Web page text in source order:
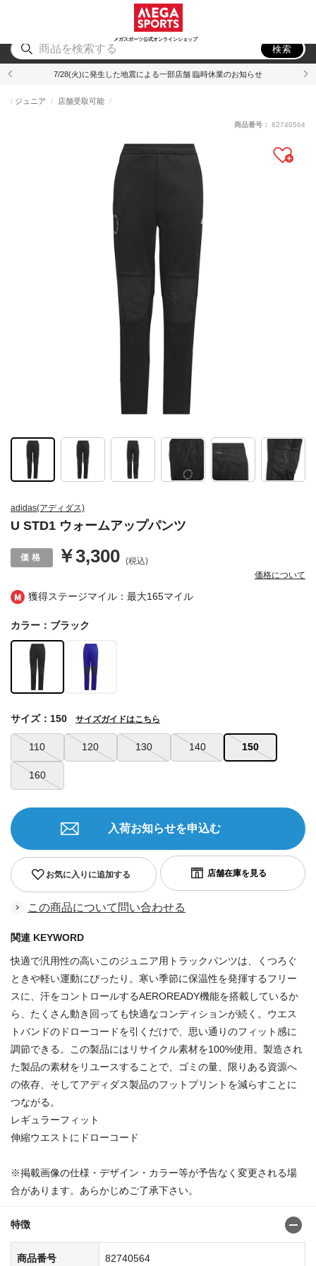
メガスポーツ公式オンラインショップ
アウトドア
検索
7/28(火)に発生した地震による一部店舗 臨時休業のお知らせ
獲得ステージマイル：最大165マイル
adidas(アディダス)
U STD1 ウォームアップパンツ
ジュニア 店舗受取可能
￥3,300 (税込)
価格について
商品番号： 82740564
カラー：ブラック
110 120 130 140 150
160
サイズ：150 サイズガイドはこちら
お気に入りに追加する
入荷お知らせを申込む
この商品について問い合わせる
関連 KEYWORD
快適で汎用性の高いこのジュニア用トラックパンツは、くつろぐ
ときや軽い運動にぴったり。寒い季節に保温性を発揮するフリー
スに、汗をコントロールするAEROREADY機能を搭載しているか
ら、たくさん動き回っても快適なコンディションが続く。ウエス
トバンドのドローコードを引くだけで、思い通りのフィット感に
調節できる。この製品にはリサイクル素材を100%使用。製造され
た製品の素材をリユースすることで、ゴミの量、限りある資源へ
の依存、そしてアディダス製品のフットプリントを減らすことに
つながる。
レギュラーフィット
伸縮ウエストにドローコード
※掲載画像の仕様・デザイン・カラー等が予告なく変更される場
合があります。あらかじめご了承下さい。
特徴
商品番号 82740564